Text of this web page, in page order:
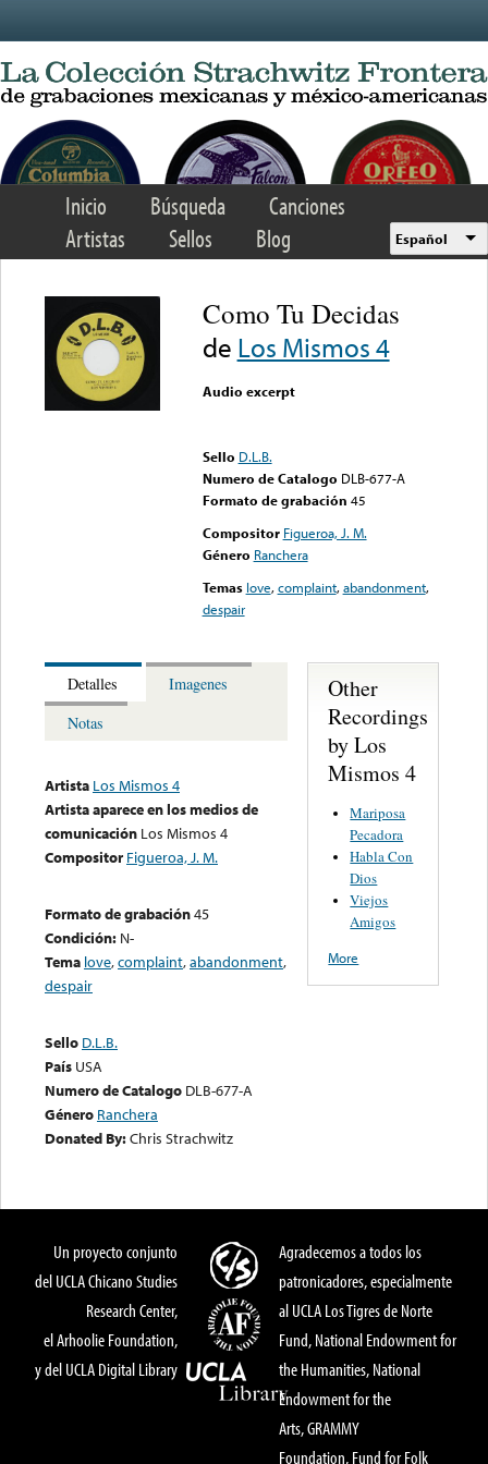
Inicio Búsqueda
Canciones
Artistas
Sellos Blog Español
Como Tu Decidas
de Los Mismos 4
Audio excerpt
Sello D.L.B.
Numero de Catalogo DLB-677-A
Formato de grabación 45
Compositor Figueroa, J. M.
Género Ranchera
Temas love,complaint,abandonment,
despair
Detalles
Imagenes
Notas
Artista Los Mismos 4
Artista aparece en los medios de
comunicación Los Mismos 4
Compositor Figueroa, J. M.
Formato de grabación45
Condición: N-
Tema love,complaint,abandonment,
despair
Sello D.L.B.
País USA
Numero de Catalogo DLB-677-A
Género Ranchera
Donated By:Chris Strachwitz
Other
Recordings
by Los
Mismos 4
Mariposa
Pecadora
Habla Con
Dios
Viejos
Amigos
More
Un proyecto conjunto
del UCLA Chicano Studies
Research Center,
el Arhoolie Foundation,
y del UCLA Digital Library
Agradecemos a todos los
patronicadores, especialmente
al UCLA Los Tigres de Norte
Fund, National Endowment for
the Humanities, National
Endowment for the
Arts, GRAMMY
Foundation, Fund for Folk